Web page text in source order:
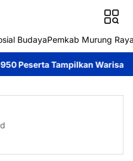
BudayaPemkab Murung
Warisan Lokal dan